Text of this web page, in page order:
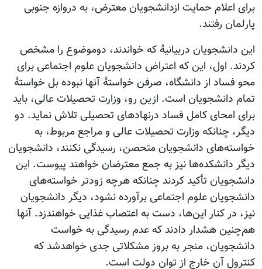
برای اعلام حمایت ازدانشجویان معترض، به دروازه جنوبی
پارلمان رفتند.
این دانشجویان دربیانیۀ که خواندند، دوموضوع را مشخص
کردند. اول، این که اعتراض دانشجویان علوم اجتماعی برای
محو فساد از دانشگاه، صرفن خواستۀ آنها نبوده بل خواستۀ
تمام دانشجویان است. ازین رو، وزارت تحصیلات عالی، باید
برای امحای کامل فساد درنهادهای تحصیلی تلاش نماید. دو
دیگر، چنانکه وزارت تحصیلات عالی و مراجع مربوط، به
خواسته‌های دانشجویان متحصن، رسیدگی نکنند، دانشجویان
دیگر دانشکده‌ها نیز به جمع معترضان خواهند پیوست. این
دانشجویان تأکید کردند چنانکه هرچه زودتر خواسته‌های
دانشجویان علوم اجتماعی برآورده نشود، دیگر دانشجویان
نیز، در کنار این‌ها، دست به اعتصاب غذایی خواهندزد. آنها
هم‌چنین هشدار دادند که عدم رسیدگی به خواست
دانشجویان، منجر به بروز مشکلاتی جدی خواهدشد که
کنترول آن خارج از توان دولت است.